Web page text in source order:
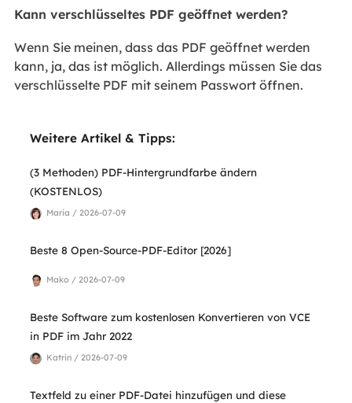
Kann verschlüsseltes PDF geöffnet werden?
Wenn Sie meinen, dass das PDF geöffnet werden
kann, ja, das ist möglich. Allerdings müssen Sie das
verschlüsselte PDF mit seinem Passwort öffnen.
Weitere Artikel & Tipps:
(3 Methoden) PDF-Hintergrundfarbe ändern
(KOSTENLOS)
Maria / 2026-07-09
Beste 8 Open-Source-PDF-Editor [2026]
Mako / 2026-07-09
Beste Software zum kostenlosen Konvertieren von VCE
in PDF im Jahr 2022
Katrin / 2026-07-09
Textfeld zu einer PDF-Datei hinzufügen und diese